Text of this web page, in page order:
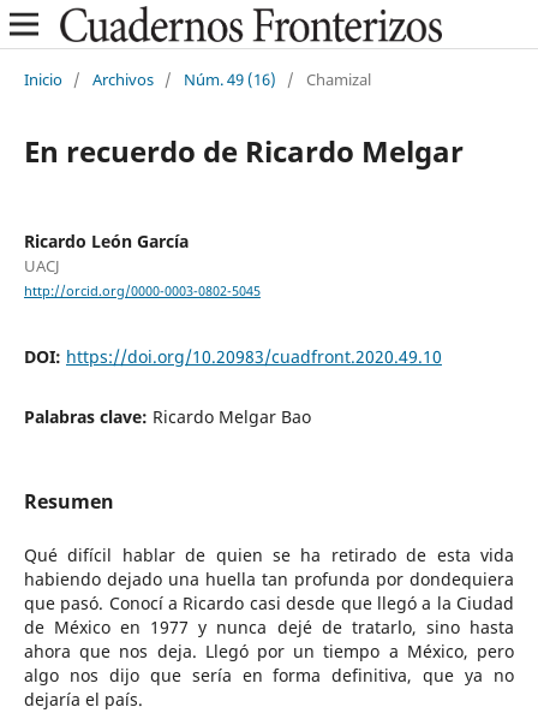
Inicio / Archivos / Núm. 49 (16) / Chamizal
En recuerdo de Ricardo Melgar
Ricardo León García
UACJ
http://orcid.org/0000-0003-0802-5045
DOI: https://doi.org/10.20983/cuadfront.2020.49.10
Palabras clave: Ricardo Melgar Bao
Resumen
Qué difícil hablar de quien se ha retirado de esta vida
habiendo dejado una huella tan profunda por dondequiera
que pasó. Conocí a Ricardo casi desde que llegó a la Ciudad
de México en 1977 y nunca dejé de tratarlo, sino hasta
ahora que nos deja. Llegó por un tiempo a México, pero
algo nos dijo que sería en forma definitiva, que ya no
dejaría el país.